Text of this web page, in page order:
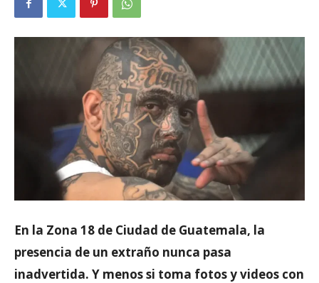
En la Zona 18 de Ciudad de Guatemala, la
presencia de un extraño nunca pasa
inadvertida. Y menos si toma fotos y videos con